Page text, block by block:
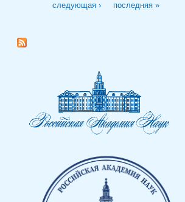
следующая ›
последняя »